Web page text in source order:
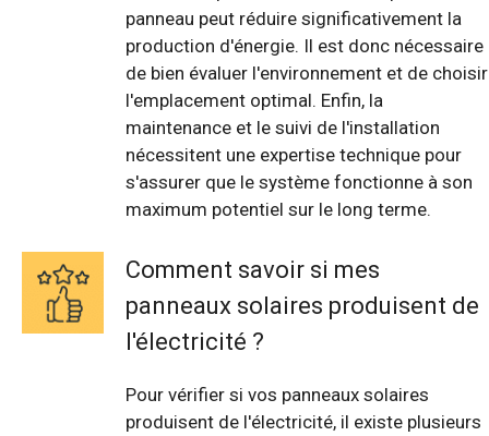
panneau peut réduire significativement la
production d'énergie. Il est donc nécessaire
de bien évaluer l'environnement et de choisir
l'emplacement optimal. Enfin, la
maintenance et le suivi de l'installation
nécessitent une expertise technique pour
s'assurer que le système fonctionne à son
maximum potentiel sur le long terme.
Comment savoir si mes
panneaux solaires produisent de
l'électricité ?
Pour vérifier si vos panneaux solaires
produisent de l'électricité, il existe plusieurs